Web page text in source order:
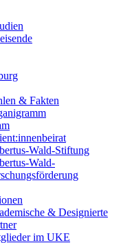
& Fakten
Wald-Stiftung
Wald-
& Designierte
im UKE